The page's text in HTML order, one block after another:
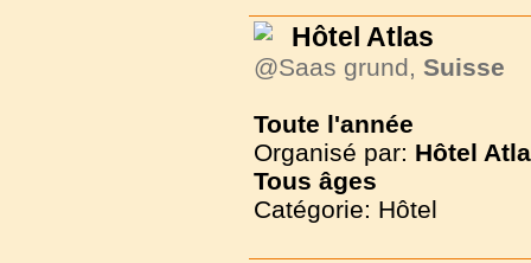
Hôtel Atlas
@Saas grund, Suisse
Toute l'année
Organisé par: Hôtel
Tous âges
Catégorie: Hôtel